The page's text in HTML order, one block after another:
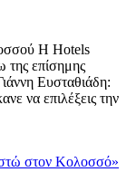
H Hotels
της επίσημης
Ευσταθιάδη:
να επιλέξεις την